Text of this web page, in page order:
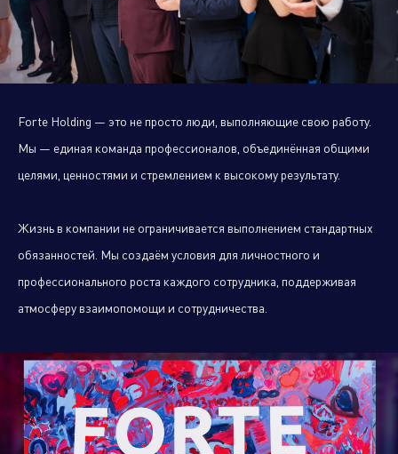
Алюминиевые,
биметаллические и стальные
панельные радиаторы
Оборудование для отопления и
водоснабжения
Климатическое оборудование
и бытовая техника
Forte Holding — это не просто люди, выполняющие свою работу.
Мы — единая команда профессионалов, объединённая общими
целями, ценностями и стремлением к высокому результату.
Жизнь в компании не ограничивается выполнением стандартных
обязанностей. Мы создаём условия для личностного и
профессионального роста каждого сотрудника, поддерживая
атмосферу взаимопомощи и сотрудничества.